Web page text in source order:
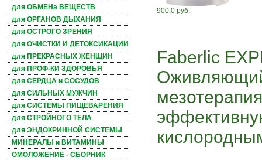
для ОБМЕНа ВЕЩЕСТВ
для ОРГАНОВ ДЫХАНИЯ
для ОСТРОГО ЗРЕНИЯ
для ОЧИСТКИ И ДЕТОКСИКАЦИИ
для ПРЕКРАСНЫХ ЖЕНЩИН
для ПРОФ-КИ ЗДОРОВЬЯ
для СЕРДЦА и СОСУДОВ
для СИЛЬНЫХ МУЖЧИН
для СИСТЕМЫ ПИЩЕВАРЕНИЯ
для СТРОЙНОГО ТЕЛА
для ЭНДОКРИННОЙ СИСТЕМЫ
МИНЕРАЛЫ и ВИТАМИНЫ
ОМОЛОЖЕНИЕ - СБОРНИК
900,0 руб.
Faberlic